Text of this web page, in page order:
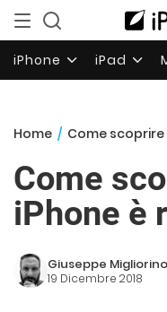
iPhone iPad
Home / Come scoprire
Come
iPhone è
Giuseppe Migliorino
19 Dicembre 2018